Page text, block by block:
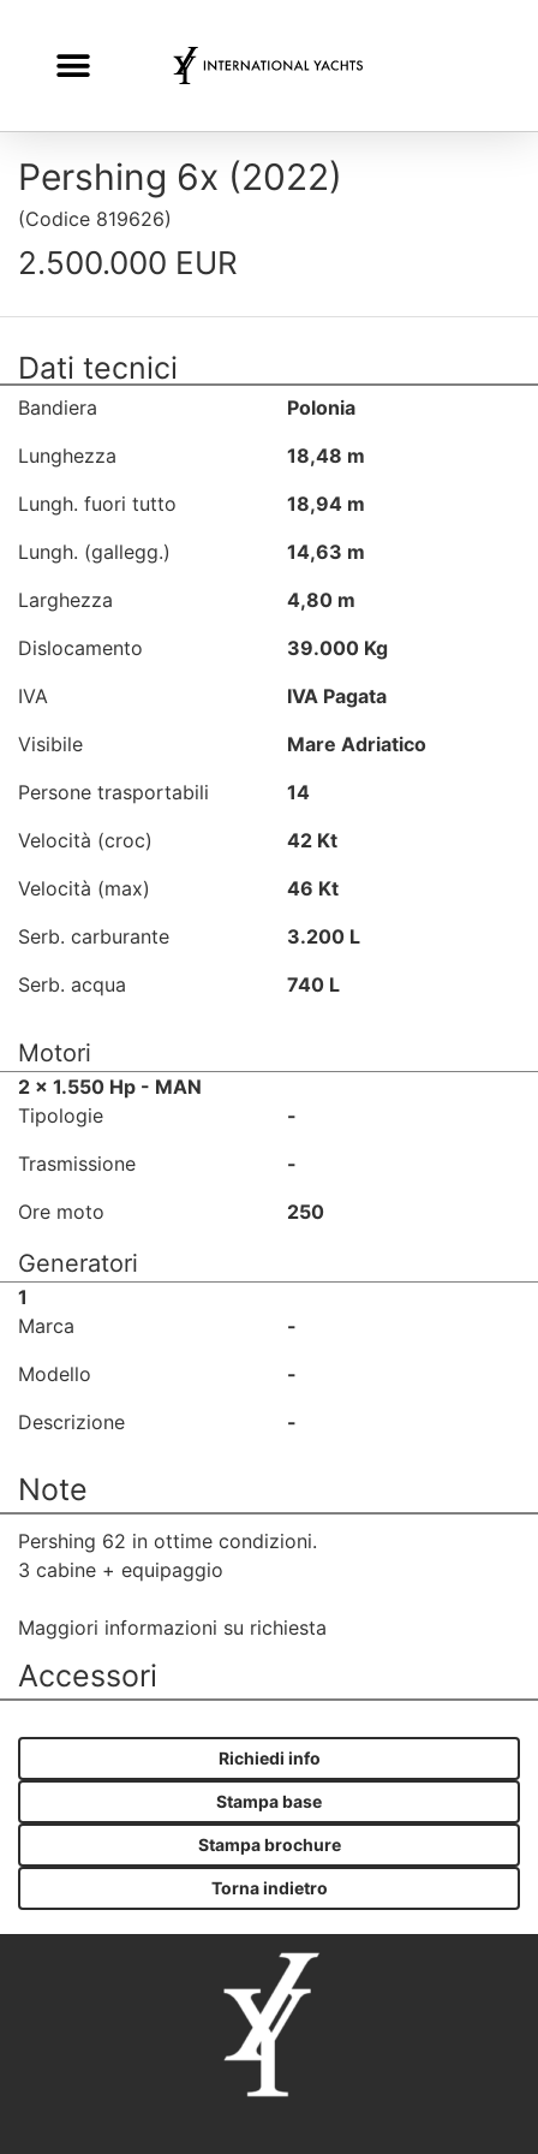
Pershing 6x (2022)
(Codice 819626)
2.500.000 EUR
Dati tecnici
Bandiera
Polonia
Lunghezza
18,48 m
Lungh. fuori tutto
18,94 m
Lungh. (gallegg.)
14,63 m
Larghezza
4,80 m
Dislocamento
39.000 Kg
IVA
IVA Pagata
Visibile
Mare Adriatico
Persone trasportabili
14
Velocità (croc)
42 Kt
Velocità (max)
46 Kt
Serb. carburante
3.200 L
Serb. acqua
740 L
Motori
2 x 1.550 Hp - MAN
Tipologie
-
Trasmissione
-
Ore moto
250
Generatori
1
Marca
-
Modello
-
Descrizione
-
Note
Pershing 62 in ottime condizioni.
3 cabine + equipaggio
Maggiori informazioni su richiesta
Accessori
Richiedi info
Stampa base
Stampa brochure
Torna indietro